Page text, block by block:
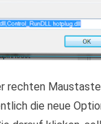
rechten
die neue